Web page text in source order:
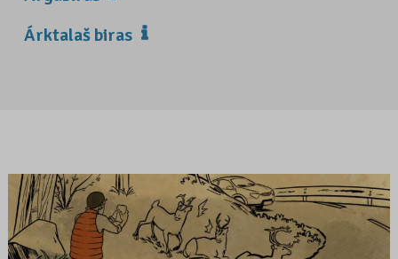
Árktalaš biras